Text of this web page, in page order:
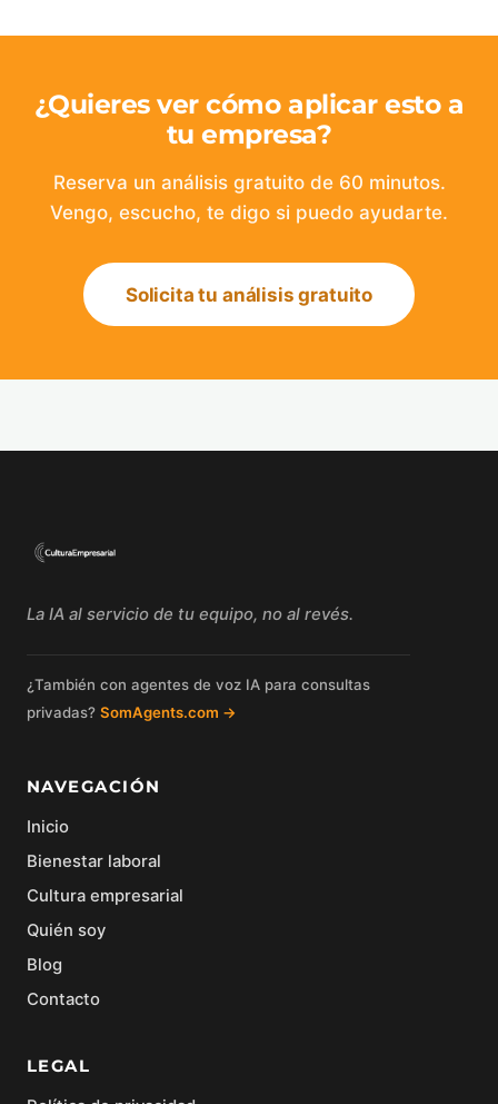
¿Quieres ver cómo aplicar esto a
tu empresa?
Reserva un análisis gratuito de 60 minutos.
Vengo, escucho, te digo si puedo ayudarte.
Solicita tu análisis gratuito
La IA al servicio de tu equipo, no al revés.
¿También con agentes de voz IA para consultas
privadas? SomAgents.com →
NAVEGACIÓN
Inicio
Bienestar laboral
Cultura empresarial
Quién soy
Blog
Contacto
LEGAL